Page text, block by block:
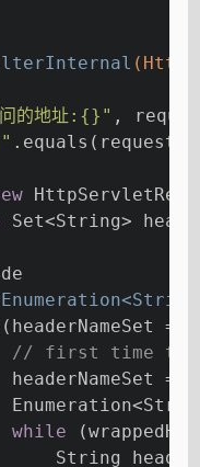
的地址:{}" ,
Set<String>
(headerNameSet ==
// first time this
headerNameSet =
while
String